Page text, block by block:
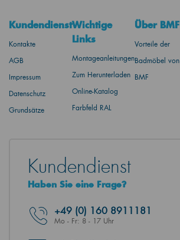
Kundendienst
Kontakte
AGB
Impressum
Datenschutz
Grundsätze
Wichtige
Links
Montageanleitungen
Zum Herunterladen
Online-Katalog
Farbfeld RAL
Über BMF
Vorteile der
Badmöbel von
BMF
Kundendienst
Haben Sie eine Frage?
+49 (0) 160 8911181
Mo - Fr: 8 - 17 Uhr